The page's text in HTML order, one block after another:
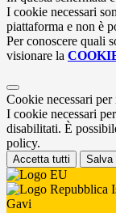
I cookie necessari
piattaforma e non è
Per conoscere quali
visionare la
Cookie necessari
I cookie necessari
disabilitati. È
policy.
Accetta tutti Salva
Gavi